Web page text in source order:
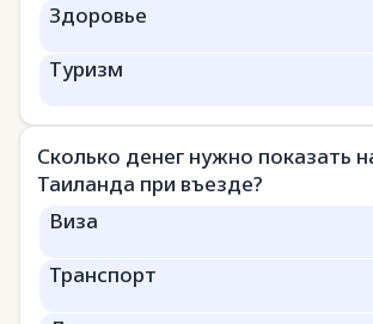
Здоровье
Туризм
Сколько денег нужно показать
Таиланда при въезде?
Виза
Транспорт